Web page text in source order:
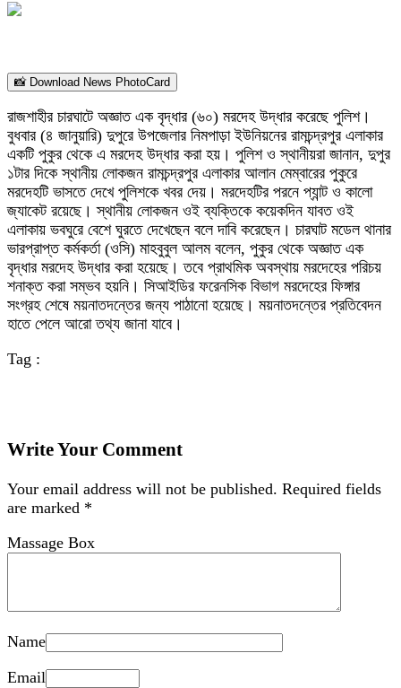
📸 Download News PhotoCard
রাজশাহীর চারঘাটে অজ্ঞাত এক বৃদ্ধার (৬০) মরদেহ উদ্ধার করেছে পুলিশ।
বুধবার (৪ জানুয়ারি) দুপুরে উপজেলার নিমপাড়া ইউনিয়নের রামচন্দ্রপুর এলাকার
একটি পুকুর থেকে এ মরদেহ উদ্ধার করা হয়। পুলিশ ও স্থানীয়রা জানান, দুপুর
১টার দিকে স্থানীয় লোকজন রামচন্দ্রপুর এলাকার আলান মেম্বারের পুকুরে
মরদেহটি ভাসতে দেখে পুলিশকে খবর দেয়। মরদেহটির পরনে প্যান্ট ও কালো
জ্যাকেট রয়েছে। স্থানীয় লোকজন ওই ব্যক্তিকে কয়েকদিন যাবত ওই
এলাকায় ভবঘুরে বেশে ঘুরতে দেখেছেন বলে দাবি করেছেন। চারঘাট মডেল থানার
ভারপ্রাপ্ত কর্মকর্তা (ওসি) মাহবুবুল আলম বলেন, পুকুর থেকে অজ্ঞাত এক
বৃদ্ধার মরদেহ উদ্ধার করা হয়েছে। তবে প্রাথমিক অবস্থায় মরদেহের পরিচয়
শনাক্ত করা সম্ভব হয়নি। সিআইডির ফরেনসিক বিভাগ মরদেহের ফিঙ্গার
সংগ্রহ শেষে ময়নাতদন্তের জন্য পাঠানো হয়েছে। ময়নাতদন্তের প্রতিবেদন
হাতে পেলে আরো তথ্য জানা যাবে।
Tag :
Write Your Comment
Your email address will not be published. Required fields
are marked *
Massage Box
Name
Email